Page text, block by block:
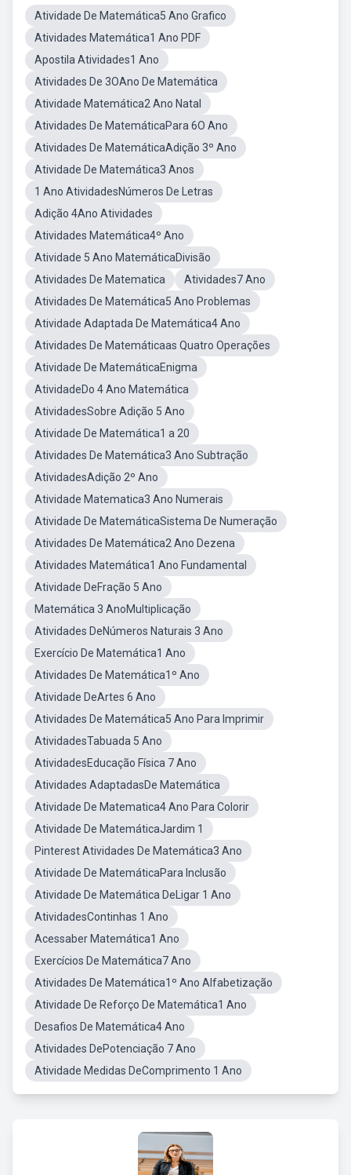
Atividade De Matemática5 Ano Grafico
Atividades Matemática1 Ano PDF
Apostila Atividades1 Ano
Atividades De 3OAno De Matemática
Atividade Matemática2 Ano Natal
Atividades De MatemáticaPara 6O Ano
Atividades De MatemáticaAdição 3º Ano
Atividade De Matemática3 Anos
1 Ano AtividadesNúmeros De Letras
Adição 4Ano Atividades
Atividades Matemática4º Ano
Atividade 5 Ano MatemáticaDivisão
Atividades De Matematica
Atividades7 Ano
Atividades De Matemática5 Ano Problemas
Atividade Adaptada De Matemática4 Ano
Atividades De Matemáticaas Quatro Operações
Atividade De MatemáticaEnigma
AtividadeDo 4 Ano Matemática
AtividadesSobre Adição 5 Ano
Atividade De Matemática1 a 20
Atividades De Matemática3 Ano Subtração
AtividadesAdição 2º Ano
Atividade Matematica3 Ano Numerais
Atividade De MatemáticaSistema De Numeração
Atividades De Matemática2 Ano Dezena
Atividades Matemática1 Ano Fundamental
Atividade DeFração 5 Ano
Matemática 3 AnoMultiplicação
Atividades DeNúmeros Naturais 3 Ano
Exercício De Matemática1 Ano
Atividades De Matemática1º Ano
Atividade DeArtes 6 Ano
Atividades De Matemática5 Ano Para Imprimir
AtividadesTabuada 5 Ano
AtividadesEducação Física 7 Ano
Atividades AdaptadasDe Matemática
Atividade De Matematica4 Ano Para Colorir
Atividade De MatemáticaJardim 1
Pinterest Atividades De Matemática3 Ano
Atividade De MatemáticaPara Inclusão
Atividade De Matemática DeLigar 1 Ano
AtividadesContinhas 1 Ano
Acessaber Matemática1 Ano
Exercícios De Matemática7 Ano
Atividades De Matemática1º Ano Alfabetização
Atividade De Reforço De Matemática1 Ano
Desafios De Matemática4 Ano
Atividades DePotenciação 7 Ano
Atividade Medidas DeComprimento 1 Ano